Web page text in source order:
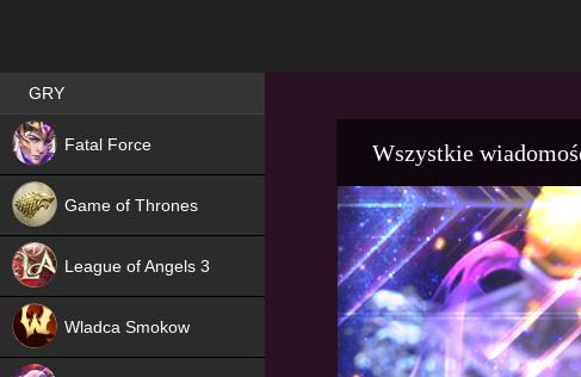
Wszystkie
Best RPG games in Poland
GRY
Fatal Force
Game of Thrones
League of Angels 3
Wladca Smokow